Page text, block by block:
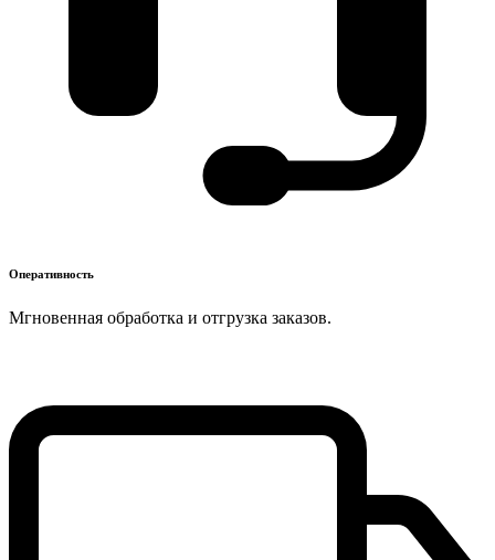
Оперативность
Мгновенная обработка и отгрузка заказов.